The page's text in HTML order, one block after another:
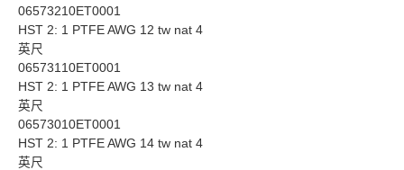
06573210ET0001
HST 2: 1 PTFE AWG 12 tw nat 4
英尺
06573110ET0001
HST 2: 1 PTFE AWG 13 tw nat 4
英尺
06573010ET0001
HST 2: 1 PTFE AWG 14 tw nat 4
英尺